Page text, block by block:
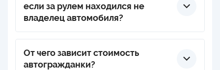
если за рулем находился не
владелец автомобиля?
Если водитель вписан в страховой договор, то
От чего зависит стоимость
автогражданки?